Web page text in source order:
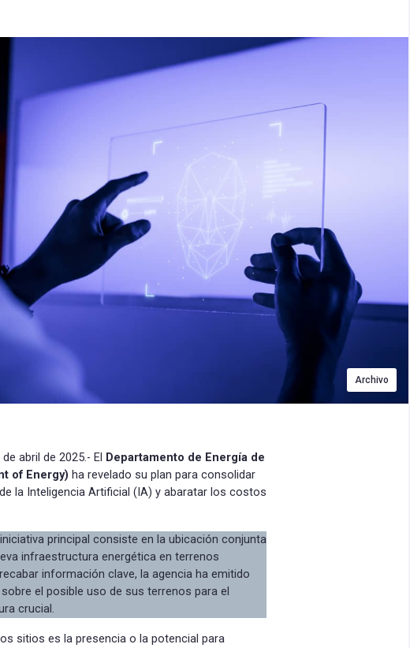
Archivo
abril de 2025.- El Departamento de Energía de
of Energy) ha revelado su plan para consolidar
la Inteligencia Artificial (IA) y abaratar los costos
principal consiste en la ubicación conjunta
infraestructura energética en terrenos
información clave, la agencia ha emitido
sobre el posible uso de sus terrenos para el
crucial.
sitios es la presencia o la potencial para